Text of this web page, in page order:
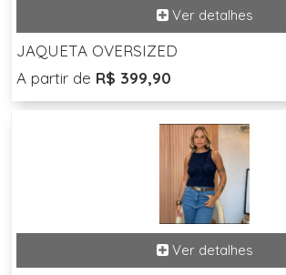
JAQUETA OVERSIZED
A partir de R$ 399,90